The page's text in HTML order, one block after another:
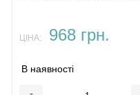
ЦІНА: 968 грн.
В наявності